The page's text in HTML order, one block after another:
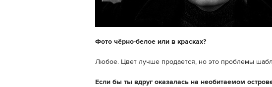
Фото чёрно-белое или в красках?
Любое. Цвет лучше продается, но это проблемы
Если бы ты вдруг оказалась на необитаемом